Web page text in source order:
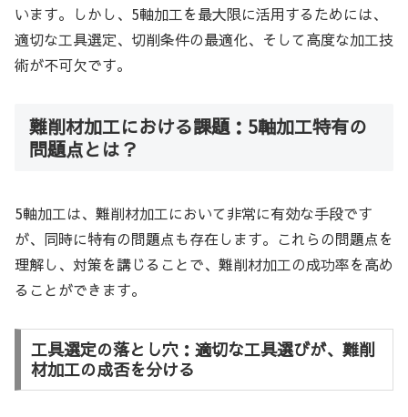
います。しかし、5軸加工を最大限に活用するためには、
適切な工具選定、切削条件の最適化、そして高度な加工技
術が不可欠です。
難削材加工における課題：5軸加工特有の
問題点とは？
5軸加工は、難削材加工において非常に有効な手段です
が、同時に特有の問題点も存在します。これらの問題点を
理解し、対策を講じることで、難削材加工の成功率を高め
ることができます。
工具選定の落とし穴：適切な工具選びが、難削
材加工の成否を分ける